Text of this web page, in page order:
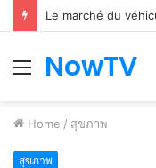
Le marché du
Menu
NowTV
Home / สุขภาพ
สุขภาพ